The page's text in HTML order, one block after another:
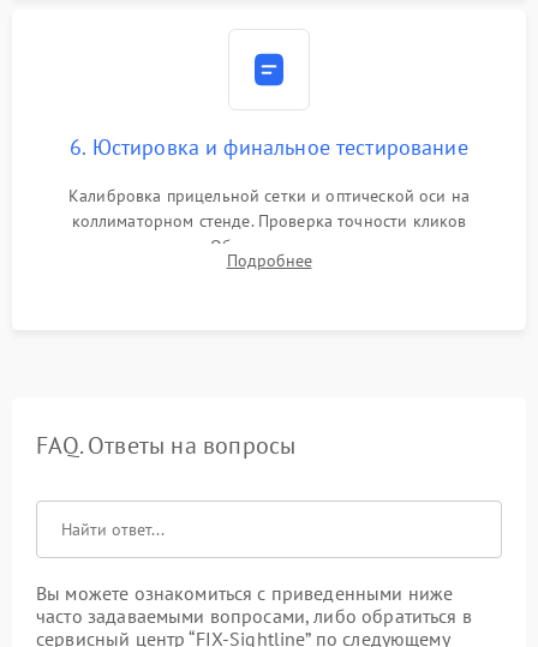
6. Юстировка и финальное тестирование
Калибровка прицельной сетки и оптической оси на
коллиматорном стенде. Проверка точности кликов
механизма поправок. Обязательное испытание прицела на
ударном стенде для проверки устойчивости к отдаче и
Подробнее
FAQ. Ответы на вопросы
Вы можете ознакомиться с приведенными ниже
часто задаваемыми вопросами, либо обратиться в
сервисный центр “FIX-Sightline” по следующему